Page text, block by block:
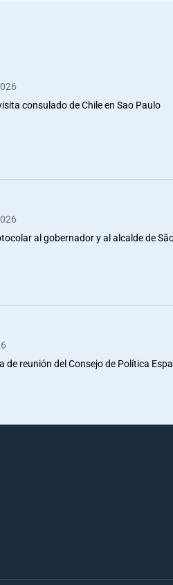
consulado de Chile en Sao Paulo
al gobernador y al alcalde de
de reunión del Consejo de Política